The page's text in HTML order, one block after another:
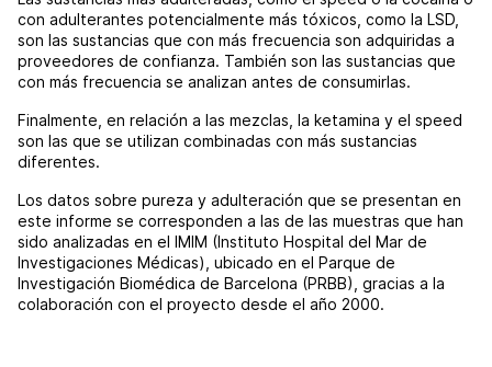
con adulterantes potencialmente más tóxicos, como la LSD,
son las sustancias que con más frecuencia son adquiridas a
proveedores de confianza. También son las sustancias que
con más frecuencia se analizan antes de consumirlas.
Finalmente, en relación a las mezclas, la ketamina y el speed
son las que se utilizan combinadas con más sustancias
diferentes.
Los datos sobre pureza y adulteración que se presentan en
este informe se corresponden a las de las muestras que han
sido analizadas en el IMIM (Instituto Hospital del Mar de
Investigaciones Médicas), ubicado en el Parque de
Investigación Biomédica de Barcelona (PRBB), gracias a la
colaboración con el proyecto desde el año 2000.